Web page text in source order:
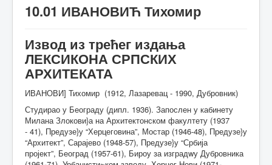
10.01 ИВАНОВИЋ Тихомир
Извод из трећег издања
ЛЕКСИКОНА СРПСКИХ
АРХИТЕКАТА
ИВАНОВИ] Тихомир (1912, Лазаревац - 1990, Дубровник)
Студирао у Београду (дипл. 1936). Запослен у кабинету
Милана Злокови}а на Архитектонском факултету (1937
- 41), Предузе}у “Херцеговина”, Мостар (1946-48), Предузе}у
“Архитект”, Сарајево (1948-57), Предузе}у “Србија
пројект”, Београд (1957-61), Бироу за изградwу Дубровника